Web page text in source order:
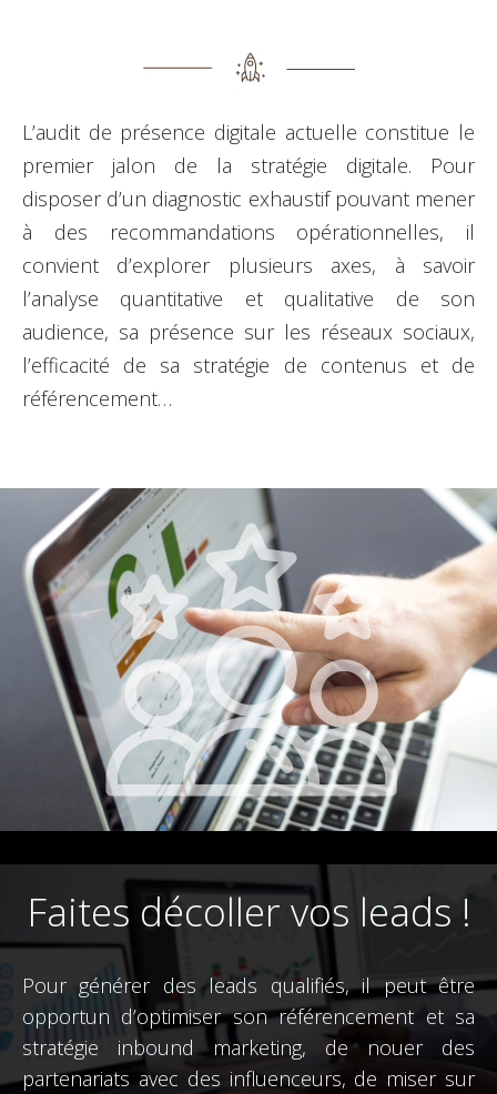
L’audit de présence digitale actuelle constitue le
premier jalon de la stratégie digitale. Pour
disposer d’un diagnostic exhaustif pouvant mener
à des recommandations opérationnelles, il
convient d’explorer plusieurs axes, à savoir
l’analyse quantitative et qualitative de son
audience, sa présence sur les réseaux sociaux,
l’efficacité de sa stratégie de contenus et de
référencement…
Faites décoller vos leads !
Pour générer des leads qualifiés, il peut être
opportun d’optimiser son référencement et sa
stratégie inbound marketing, de nouer des
partenariats avec des influenceurs, de miser sur